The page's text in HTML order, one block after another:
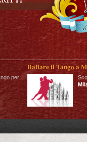
per
Ballare il Tango a